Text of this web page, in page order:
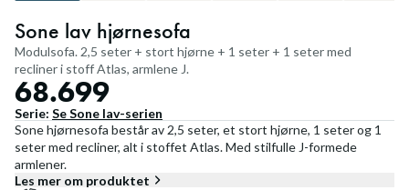
Sone lav hjørnesofa
Modulsofa. 2,5 seter + stort hjørne + 1 seter + 1 seter med
recliner i stoff Atlas, armlene J.
68.699
Serie: SeSone lav-serien
Sone hjørnesofa består av 2,5 seter, et stort hjørne, 1 seter og 1
seter med recliner, alt i stoffet Atlas. Med stilfulle J-formede
armlener.
Les mer om produktet